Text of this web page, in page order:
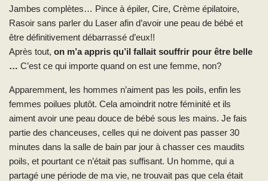
Jambes complètes… Pince à épiler, Cire, Crème épilatoire,
Rasoir sans parler du Laser afin d’avoir une peau de bébé et
être définitivement débarrassé d’eux!!
Après tout, on m’a appris qu’il fallait souffrir pour être belle
… C’est ce qui importe quand on est une femme, non?
Apparemment, les hommes n’aiment pas les poils, enfin les
femmes poilues plutôt. Cela amoindrit notre féminité et ils
aiment avoir une peau douce de bébé sous les mains. Je fais
partie des chanceuses, celles qui ne doivent pas passer 30
minutes dans la salle de bain par jour à chasser ces maudits
poils, et pourtant ce n’était pas suffisant. Un homme, qui a
partagé une période de ma vie, ne trouvait pas que cela était